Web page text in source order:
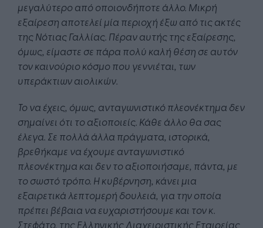
μεγαλύτερο από οποιονδήποτε άλλο. Μικρή
εξαίρεση αποτελεί μία περιοχή έξω από τις ακτές
της Νότιας Γαλλίας. Πέραν αυτής της εξαίρεσης,
όμως, είμαστε σε πάρα πολύ καλή θέση σε αυτόν
τον καινούριο κόσμο που γεννιέται, των
υπεράκτιων αιολικών.
Το να έχεις, όμως, ανταγωνιστικό πλεονέκτημα δεν
σημαίνει ότι το αξιοποιείς. Κάθε άλλο θα σας
έλεγα. Σε πολλά άλλα πράγματα, ιστορικά,
βρεθήκαμε να έχουμε ανταγωνιστικό
πλεονέκτημα και δεν το αξιοποιήσαμε, πάντα, με
το σωστό τρόπο. Η κυβέρνηση, κάνει μια
εξαιρετικά λεπτομερή δουλειά, για την οποία
πρέπει βέβαια να ευχαριστήσουμε και τον κ.
Στεφάτο, της Ελληνικής Διαχειριστικής Εταιρείας